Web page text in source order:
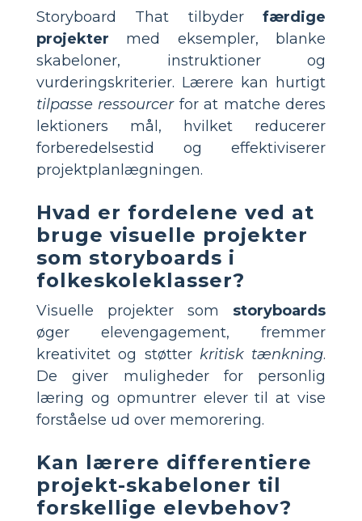
Storyboard That tilbyder færdige
projekter med eksempler, blanke
skabeloner, instruktioner og
vurderingskriterier. Lærere kan hurtigt
tilpasse ressourcerfor at matche deres
lektioners mål, hvilket reducerer
forberedelsestid og effektiviserer
projektplanlægningen.
Hvad er fordelene ved at
bruge visuelle projekter
som storyboards i
folkeskoleklasser?
Visuelle projekter som storyboards
øger elevengagement, fremmer
kreativitet og støtter kritisk tænkning.
De giver muligheder for personlig
læring og opmuntrer elever til at vise
forståelse ud over memorering.
Kan lærere differentiere
projekt-skabeloner til
forskellige elevbehov?